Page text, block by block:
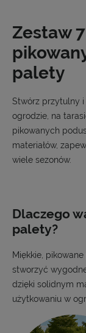
Zestaw
palety
Stwórz przytulny
ogrodzie, na
pikowanych
materiałów,
wiele sezonów.
Dlaczego
palety?
Miękkie,
stworzyć
dzięki solidnym
użytkowaniu w